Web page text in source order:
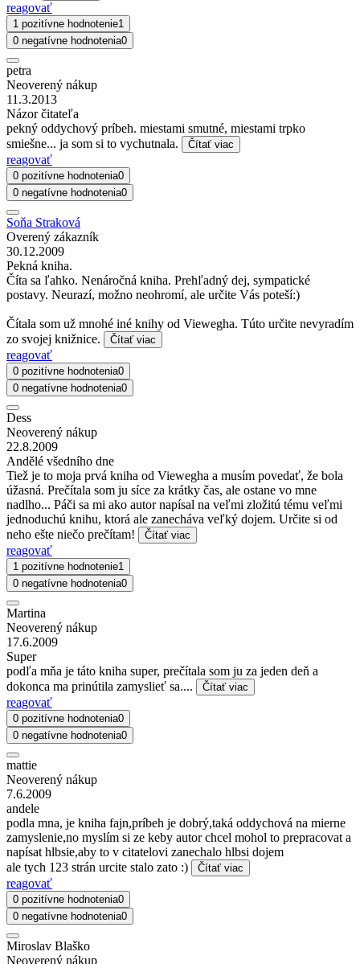
reagovať
1 pozitívne hodnotenie1
0 negatívne hodnotenia0
petra
Neoverený nákup
11.3.2013
Názor čitateľa
pekný oddychový príbeh. miestami smutné, miestami trpko
smiešne... ja som si to vychutnala.
Čítať viac
reagovať
0 pozitívne hodnotenia0
0 negatívne hodnotenia0
Soňa Straková
Overený zákazník
30.12.2009
Pekná kniha.
Číta sa ľahko. Nenáročná kniha. Prehľadný dej, sympatické
postavy. Neurazí, možno neohromí, ale určite Vás poteší:)
Čítala som už mnohé iné knihy od Viewegha. Túto určite nevyradím
zo svojej knižnice.
Čítať viac
reagovať
0 pozitívne hodnotenia0
0 negatívne hodnotenia0
Dess
Neoverený nákup
22.8.2009
Andělé všedního dne
Tiež je to moja prvá kniha od Viewegha a musím povedať, že bola
úžasná. Prečítala som ju síce za krátky čas, ale ostane vo mne
nadlho... Páči sa mi ako autor napísal na veľmi zložitú tému veľmi
jednoduchú knihu, ktorá ale zanecháva veľký dojem. Určite si od
neho ešte niečo prečítam!
Čítať viac
reagovať
1 pozitívne hodnotenie1
0 negatívne hodnotenia0
Martina
Neoverený nákup
17.6.2009
Super
podľa mňa je táto kniha super, prečítala som ju za jeden deň a
dokonca ma prinútila zamyslieť sa....
Čítať viac
reagovať
0 pozitívne hodnotenia0
0 negatívne hodnotenia0
mattie
Neoverený nákup
7.6.2009
andele
podla mna, je kniha fajn,príbeh je dobrý,taká oddychová na mierne
zamyslenie,no myslím si ze keby autor chcel mohol to prepracovat a
napísat hlbsie,aby to v citatelovi zanechalo hlbsi dojem
ale tych 123 strán urcite stalo zato :)
Čítať viac
reagovať
0 pozitívne hodnotenia0
0 negatívne hodnotenia0
Miroslav Blaško
Neoverený nákup